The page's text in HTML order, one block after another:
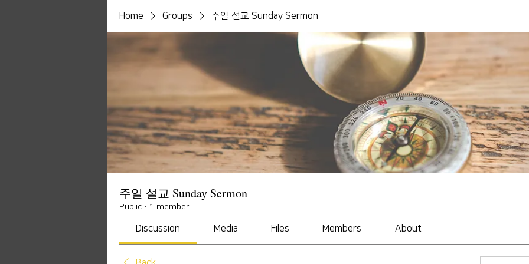
Home Groups 주일 설교 Sunday Sermon
주일 설교 Sunday Sermon
Public · 1 member
Discussion Media Files Members About